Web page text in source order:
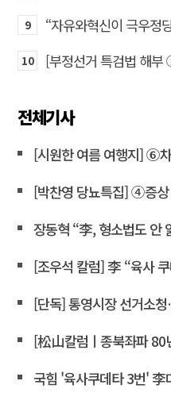
9
10
전체기사
[시원한 여름 여행지] ⑥차갑고
[박찬영 당뇨특집] ④증상 없이
장동혁 “李, 형소법도 안
[조우석 칼럼] 李 “육사
[단독] 통영시장 선거소
[松山칼럼ㅣ종북좌파 80년
국힘 '육사쿠데타 3번' 李대통